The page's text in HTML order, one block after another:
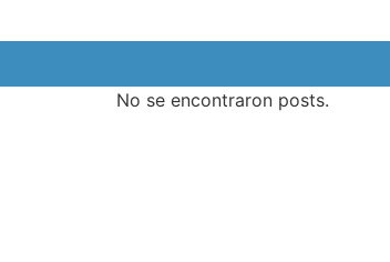
No se encontraron posts.